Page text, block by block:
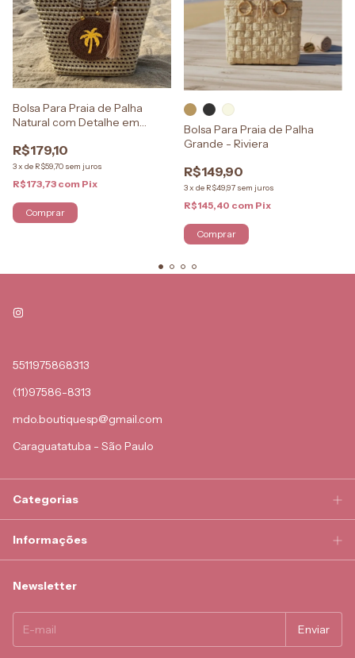
Bolsa Para Praia de Palha
Natural com Detalhe em
R$179,10
3x de R$59,70 sem juros
R$173,73 com Pix
Bolsa Para Praia de Palha
Grande - Riviera
R$149,90
3x de R$49,97 sem juros
R$145,40 com Pix
Comprar
5511975868313
(11)97586-8313
mdo.boutiquesp@gmail.com
Caraguatatuba - São Paulo
Categorias
Informações
Newsletter